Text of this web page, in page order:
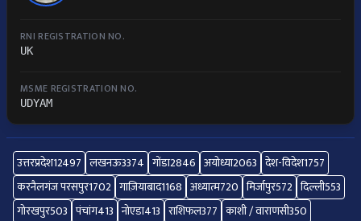
RNI REGISTRATION NO.
UK
MSME REGISTRATION NO.
UDYAM
उत्तरप्रदेश12497 लखनऊ3374 गोंडा2846 अयोध्या2063 देश-विदेश1757
करनैलगंज परसपुर1702 गाज़ियाबाद1168 अध्यात्म720 मिर्जापुर572 दिल्ली553
गोरखपुर503 पंचांग413 नोएडा413 राशिफल377 काशी / वाराणसी350